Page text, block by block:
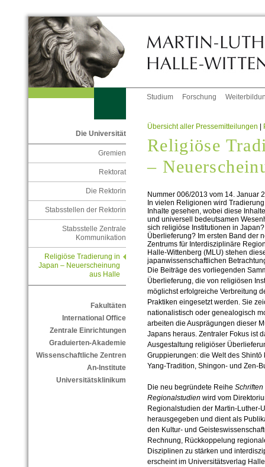
Studium Forschung
Die Universität
Gremien
Rektorat
Die Rektorin
Stabsstellen der Rektorin
Stabsstelle Zentrale
Kommunikation
Religiöse Tradierung in
Japan – Neuerscheinung
aus Halle
Fakultäten
International Office
Zentrale Einrichtungen
Graduierten-Akademie
Wissenschaftliche Zentren
An-Institute
Universitätsklinikum
Übersicht aller Pressemitteilungen |
Religiöse
–
Nummer 006/2013 vom 14. Januar
In vielen Religionen wird
Inhalte gesehen, wobei diese
und universell bedeutsamen
sich religiöse Institutionen in
Überlieferung? Im ersten Band der
Zentrums für Interdisziplinäre
Halle-Wittenberg (MLU) stehen
japanwissenschaftlichen
Die Beiträge des vorliegenden
Überlieferung, die von religiösen
möglichst erfolgreiche Verbreitung
Praktiken eingesetzt werden. Sie
nationalistisch oder genealogisch
arbeiten die Ausprägungen dieser
Japans heraus. Zentraler Fokus ist
Ausgestaltung religiöser
Gruppierungen: die Welt des
Yang-Tradition, Shingon- und Zen-
Die neu begründete Reihe Schriften
Regionalstudien wird vom
Regionalstudien der Martin-Luther-
herausgegeben und dient als
den Kultur- und
Rechnung, Rückkoppelung
Disziplinen zu stärken und
erscheint im Universitätsverlag